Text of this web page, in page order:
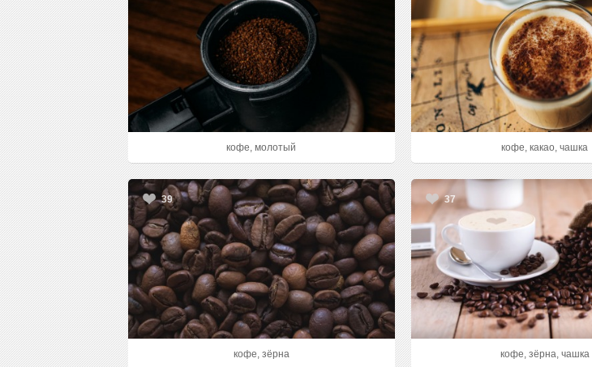
кофе, молотый кофе, какао, чашка
39
кофе, зёрна
37
кофе, зёрна, чашка